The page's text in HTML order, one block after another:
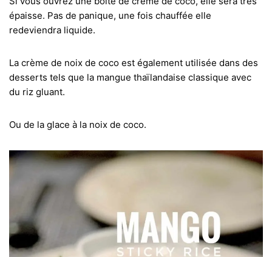
épaisse. Pas de panique, une fois chauffée elle
redeviendra liquide.
La crème de noix de coco est également utilisée dans des
desserts tels que la mangue thaïlandaise classique avec
du riz gluant.
Ou de la glace à la noix de coco.